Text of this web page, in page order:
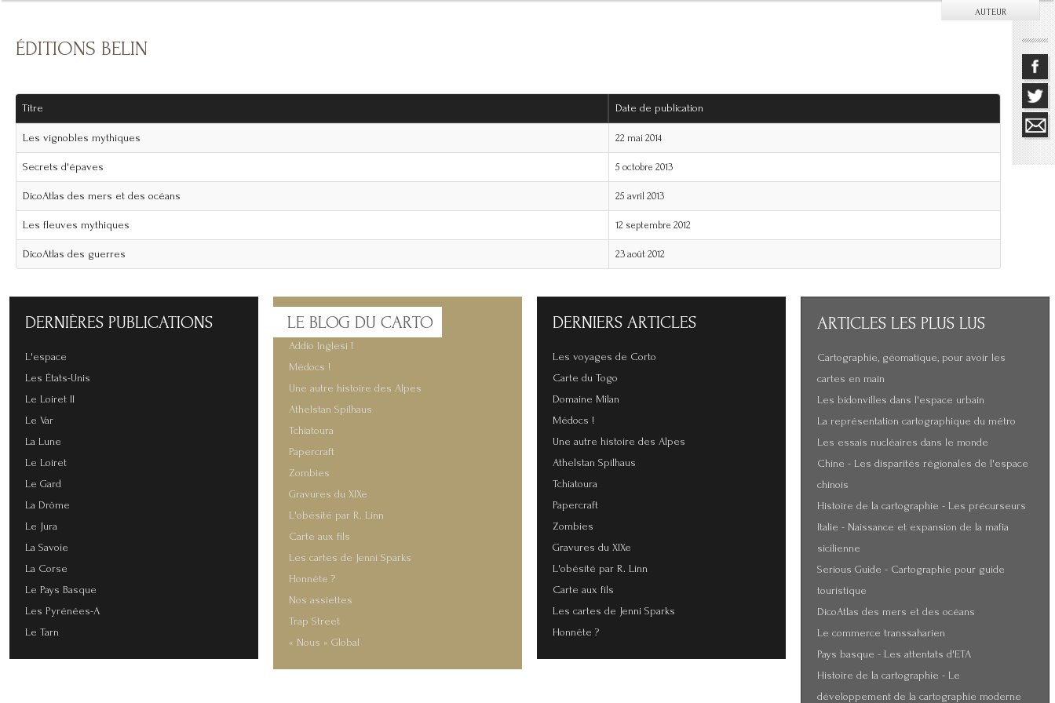
AUTEUR
ÉDITIONS BELIN
Titre Date de publication
Les vignobles mythiques 22 mai 2014
Secrets d'épaves 5 octobre 2013
DicoAtlas des mers et des océans 25 avril 2013
Les fleuves mythiques 12 septembre 2012
DicoAtlas des guerres 23 août 2012
DERNIÈRES PUBLICATIONS
L'espace
Les États-Unis
Le Loiret II
Le Var
La Lune
Le Loiret
Le Gard
La Drôme
Le Jura
La Savoie
La Corse
Le Pays Basque
Les Pyrénées-A
Le Tarn
LE BLOG DU CARTO
Addio Inglesi !
Médocs !
Une autre histoire des Alpes
Athelstan Spilhaus
Tchiatoura
Papercraft
Zombies
Gravures du XIXe
L'obésité par R. Linn
Carte aux fils
Les cartes de Jenni Sparks
Honnête ?
Nos assiettes
Trap Street
« Nous » Global
DERNIERS ARTICLES
Les voyages de Corto
Carte du Togo
Domaine Milan
Médocs !
Une autre histoire des Alpes
Athelstan Spilhaus
Tchiatoura
Papercraft
Zombies
Gravures du XIXe
L'obésité par R. Linn
Carte aux fils
Les cartes de Jenni Sparks
Honnête ?
ARTICLES LES PLUS LUS
Cartographie, géomatique, pour avoir les
cartes en main
Les bidonvilles dans l'espace urbain
La représentation cartographique du métro
Les essais nucléaires dans le monde
Chine - Les disparités régionales de l'espace
chinois
Histoire de la cartographie - Les précurseurs
Italie - Naissance et expansion de la mafia
sicilienne
Serious Guide - Cartographie pour guide
touristique
DicoAtlas des mers et des océans
Le commerce transsaharien
Pays basque - Les attentats d'ETA
Histoire de la cartographie - Le
développement de la cartographie moderne